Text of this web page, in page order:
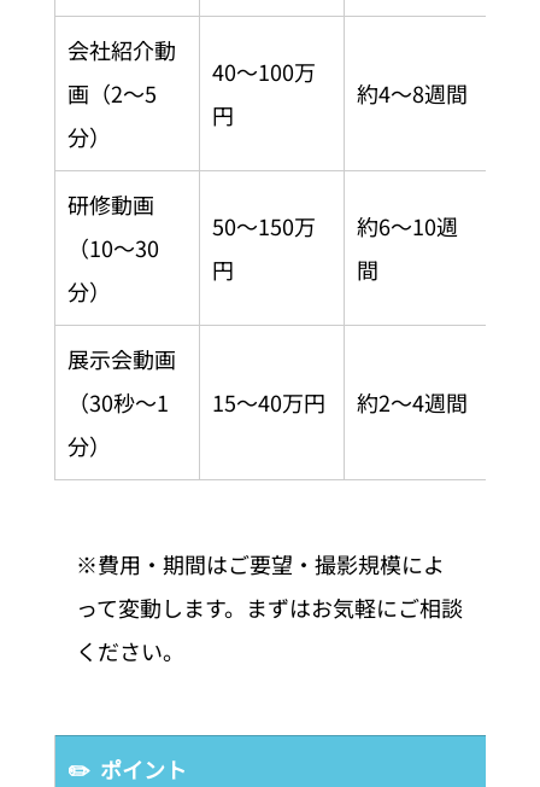
会社紹介動
画（2〜5
分）
40〜100万
円
約4〜8週間
研修動画
（10〜30
分）
50〜150万
円
約6〜10週
間
展示会動画
（30秒〜1
分）
15〜40万円 約2〜4週間
※費用・期間はご要望・撮影規模によ
って変動します。まずはお気軽にご相談
ください。
✏️  ポイント